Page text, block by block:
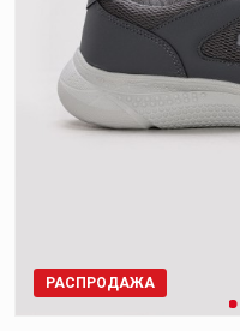
РАСПРОДАЖА